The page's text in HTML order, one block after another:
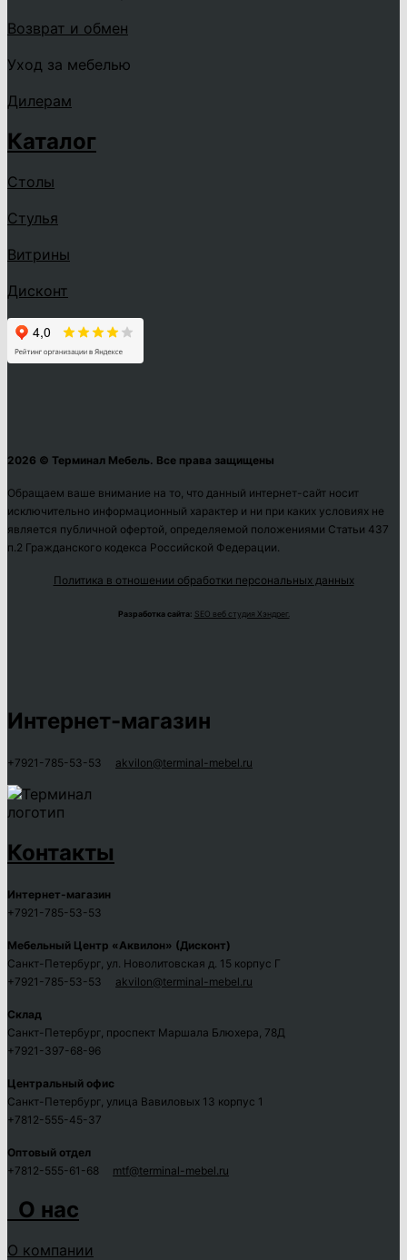
Возврат и обмен
Уход за мебелью
Дилерам
Каталог
Столы
Стулья
Витрины
Дисконт
2026 © Терминал Мебель. Все права защищены
Обращаем ваше внимание на то, что данный интернет-сайт носит
исключительно информационный характер и ни при каких условиях не
является публичной офертой, определяемой положениями Статьи 437
п.2 Гражданского кодекса Российской Федерации.
Политика в отношении обработки персональных данных
Разработка сайта: SEO веб студия Хэндрег.
Интернет-магазин
+7921-785-53-53 akvilon@terminal-mebel.ru
Контакты
Интернет-магазин
+7921-785-53-53
Мебельный Центр «Аквилон» (Дисконт)
Санкт-Петербург, ул. Новолитовская д. 15 корпус Г
+7921-785-53-53 akvilon@terminal-mebel.ru
Склад
Санкт-Петербург, проспект Маршала Блюхера, 78Д
+7921-397-68-96
Центральный офис
Санкт-Петербург, улица Вавиловых 13 корпус 1
+7812-555-45-37
Оптовый отдел
+7812-555-61-68 mtf@terminal-mebel.ru
О нас
О компании